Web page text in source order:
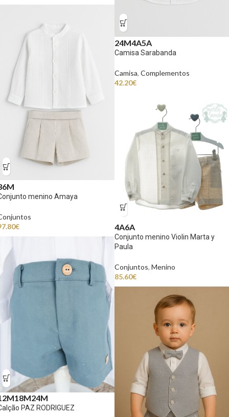
24M4A5A
Camisa Sarabanda
Camisa, Complementos
42.20€
menino Amaya
€ 4A6A
Conjunto menino Violin Marta y
Paula
Conjuntos, Menino
85.60€
18M24M
PAZ RODRIGUEZ